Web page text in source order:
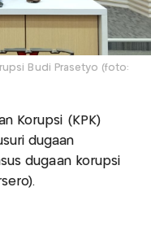
Budi Prasetyo (foto:
Korupsi (KPK)
dugaan
dugaan korupsi